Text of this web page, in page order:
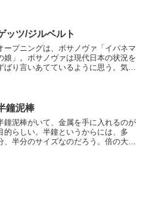
ッツ/ジルベルト
ープニングは、ボサノヴァ「イパネマ
娘」。ボサノヴァは現代日本の状況を
ばり言いあてているように思う。気分
鐘泥棒
鐘泥棒がいて、金属を手に入れるのが
的らしい。半鐘というからには、多
、半分のサイズなのだろう。倍の大き